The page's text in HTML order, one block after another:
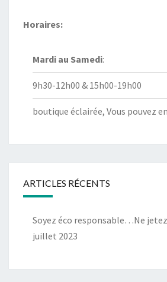
Horaires:
Mardi au Samedi:
9h30-12h00 & 15h00-19h00
boutique éclairée, Vous pouvez
ARTICLES RÉCENTS
Soyez éco responsable…Ne
juillet 2023